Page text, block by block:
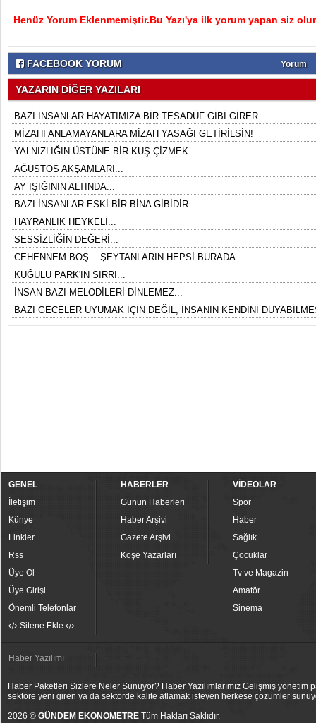
Henüz Yorum Eklenmemiştir.Bu Yazı'ya ilk yorum yapan siz
FACEBOOK YORUM Yorum
YAZARIN DİĞER YAZILARI
BAZI İNSANLAR HAYATIMIZA BİR TESADÜF GİBİ GİRER...
MİZAHI ANLAMAYANLARA MİZAH YASAĞI GETİRİLSİN!
YALNIZLIĞIN ÜSTÜNE BİR KUŞ ÇİZMEK
AĞUSTOS AKŞAMLARI...
AY IŞIĞININ ALTINDA...
BAZI İNSANLAR ESKİ BİR BİNA GİBİDİR...
HAYRANLIK HEYKELİ...
SESSİZLİĞİN DEĞERİ...
CEHENNEM BOŞ... ŞEYTANLARIN HEPSİ BURADA...
KUĞULU PARK'IN SIRRI...
İNSAN BAZI MELODİLERİ DİNLEMEZ...
BAZI GECELER UYUMAK İÇİN DEĞİL, İNSANIN KENDİNİ
GENEL
İletişim
Künye
Linkler
Rss
Üye Ol
Üye Girişi
Önemli Telefonlar
Sitene Ekle
HABERLER
Günün Haberleri
Haber Arşivi
Gazete Arşivi
Köşe Yazarları
VİDEOLAR
Spor
Haber
Sağlık
Çocuklar
Tv ve Magazin
Amatör
Sinema
Haber Yazılımı
Haber Paketleri Sizlere Neler Sunuyor? Haber Yazılımlarımız Gelişmiş
sektöre yeni giren ya da sektörde kalite atlamak isteyen herkese çözümler
2026 © GÜNDEM EKONOMETRE Tüm Hakları Saklıdır.